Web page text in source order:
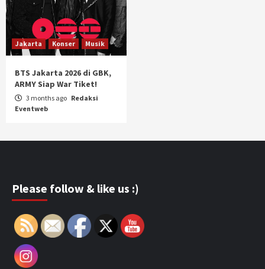
Jakarta Konser Musik
BTS Jakarta 2026 di GBK,
ARMY Siap War Tiket!
3 months ago Redaksi
Eventweb
Please follow & like us :)